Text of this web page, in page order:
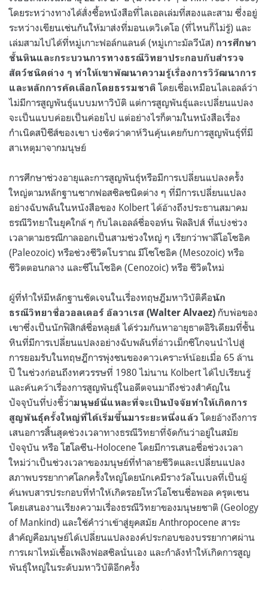
โดยระหว่างทางได้สั่งซื้อหนังสือที่ไลเอลเล่มที่สองและสาม ซึ่งอยู่
ระหว่างเขียนเช่นกันให้มาส่งที่มอนเตวิเดโอ (ที่ไหนก็ไม่รู้) และ
เล่มสามไปได้ที่หมู่เกาะฟอล์กแลนด์ (หมู่เกาะมัลวีนัส) การศึกษา
ชั้นหินและกระบวนการทางธรณีวิทยาประกอบกับสำรวจ
สัตว์ชนิดต่าง ๆ ทำให้เขาพัฒนาความรู้เรื่องการวิวัฒนาการ
และหลักการคัดเลือกโดยธรรมชาติ โดยเชื่อเหมือนไลเอลล์ว่า
ไม่มีการสูญพันธุ์แบบมหาวิบัติ แต่การสูญพันธุ์และเปลี่ยนแปลง
จะเป็นแบบค่อยเป็นค่อยไป แต่อย่างไรก็ตามในหนังสือเรื่อง
กำเนิดสปีชีส์ของเขา บ่งชัดว่าดาห์วินคุ้นเคยกับการสูญพันธุ์ที่มี
สาเหตุมาจากมนุษย์
การศึกษาช่วงอายุและการสูญพันธุ์หรือมีการเปลี่ยนแปลงครั้ง
ใหญ่ตามหลักฐานซากฟอสซิลชนิดต่าง ๆ ที่มีการเปลี่ยนแปลง
อย่างฉับพลันในหนังสือของ Kolbertได้อ้างถึงประธานสมาคม
ธรณีวิทยาในยุคใกล้ ๆ กับไลเอลล์ชื่อจอห์น ฟิลลิปส์ ที่แบ่งช่วง
เวลาตามธรณีกาลออกเป็นสามช่วงใหญ่ ๆ เรียกว่าพาลีโอโซอิค
(Paleozoic) หรือช่วงชีวิตโบราณ มีโซโซอิค (Mesozoic) หรือ
ชีวิตตอนกลาง และซีโนโซอิค (Cenozoic) หรือ ชีวิตใหม่
ผู้ที่ทำให้มีหลักฐานชัดเจนในเรื่องทฤษฎีมหาวิบัติคือนัก
ธรณีวิทยาชื่อวอลเตอร์ อัลวาเรส (Walter Alvaez) กับพ่อของ
เขาซึ่งเป็นนักฟิสิกส์ชื่อหลุยส์ ได้ร่วมกันหาอายุธาตอิริเดียมที่ชั้น
หินที่มีการเปลี่ยนแปลงอย่างฉับพลันที่อ่าวเม็กซิโกจนนำไปสู่
การยอมรับในทฤษฎีการพุ่งชนของดาวเคราะห์น้อยเมื่อ 65 ล้าน
ปี ในช่วงก่อนถึงทศวรรษที่ 1980ไม่นาน Kolbertได้ไปเรียนรู้
และค้นคว้าเรื่องการสูญพันธุ์ในอดีตจนมาถึงช่วงสำคัญใน
ปัจจุบันที่บ่งชี้ว่ามนุษย์นี่แหละที่จะเป็นปัจจัยทำให้เกิดการ
สูญพันธุ์ครั้งใหญ่ที่ได้เริ่มขึ้นมาระยะหนึ่งแล้ว โดยอ้างถึงการ
เสนอการสิ้นสุดช่วงเวลาทางธรณีวิทยาที่จัดกันว่าอยู่ในสมัย
ปัจจุบัน หรือ โฮโลซีน-Holoceneโดยมีการเสนอชื่อช่วงเวลา
ใหม่ว่าเป็นช่วงเวลาของมนุษย์ที่ทำลายชีวิตและเปลี่ยนแปลง
สภาพบรรยากาศโลกครั้งใหญ่โดยนักเคมีรางวัลโนเบลที่เป็นผู้
ค้นพบสารประกอบที่ทำให้เกิดรอยโหว่โอโซนชื่อพอล ครุตเซน
โดยเสนองานเรียงความเรื่องธรณีวิทยาของมนุษยชาติ (Geology
of Mankind) และใช้คำว่าเข้าสู่ยุคสมัย Anthropocene สาระ
สำคัญคือมนุษย์ได้เปลี่ยนแปลงองค์ประกอบของบรรยากาศผ่าน
การเผาไหม้เชื้อเพลิงฟอสซิลนั่นเอง และกำลังทำให้เกิดการสูญ
พันธุ์ใหญ่ในระดับมหาวิบัติอีกครั้ง